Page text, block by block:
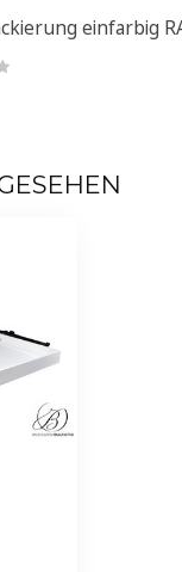
einfarbig